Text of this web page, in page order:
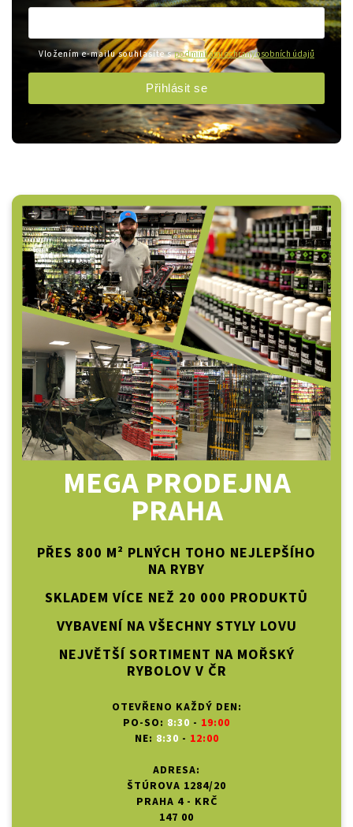
MEGA PRODEJNA
PRAHA
PŘES 800 M² PLNÝCH TOHO NEJLEPŠÍHO
NA RYBY
SKLADEM VÍCE NEŽ 20 000 PRODUKTŮ
VYBAVENÍ NA VŠECHNY STYLY LOVU
NEJVĚTŠÍ SORTIMENT NA MOŘSKÝ
RYBOLOV V ČR
OTEVŘENO KAŽDÝ DEN:
PO-SO: 8:30 - 19:00
NE: 8:30 - 12:00
ADRESA:
ŠTÚROVA 1284/20
PRAHA 4 - KRČ
147 00
Vložením e-mailu souhlasíte spodmínkami ochrany osobních údajů
Přihlásit se